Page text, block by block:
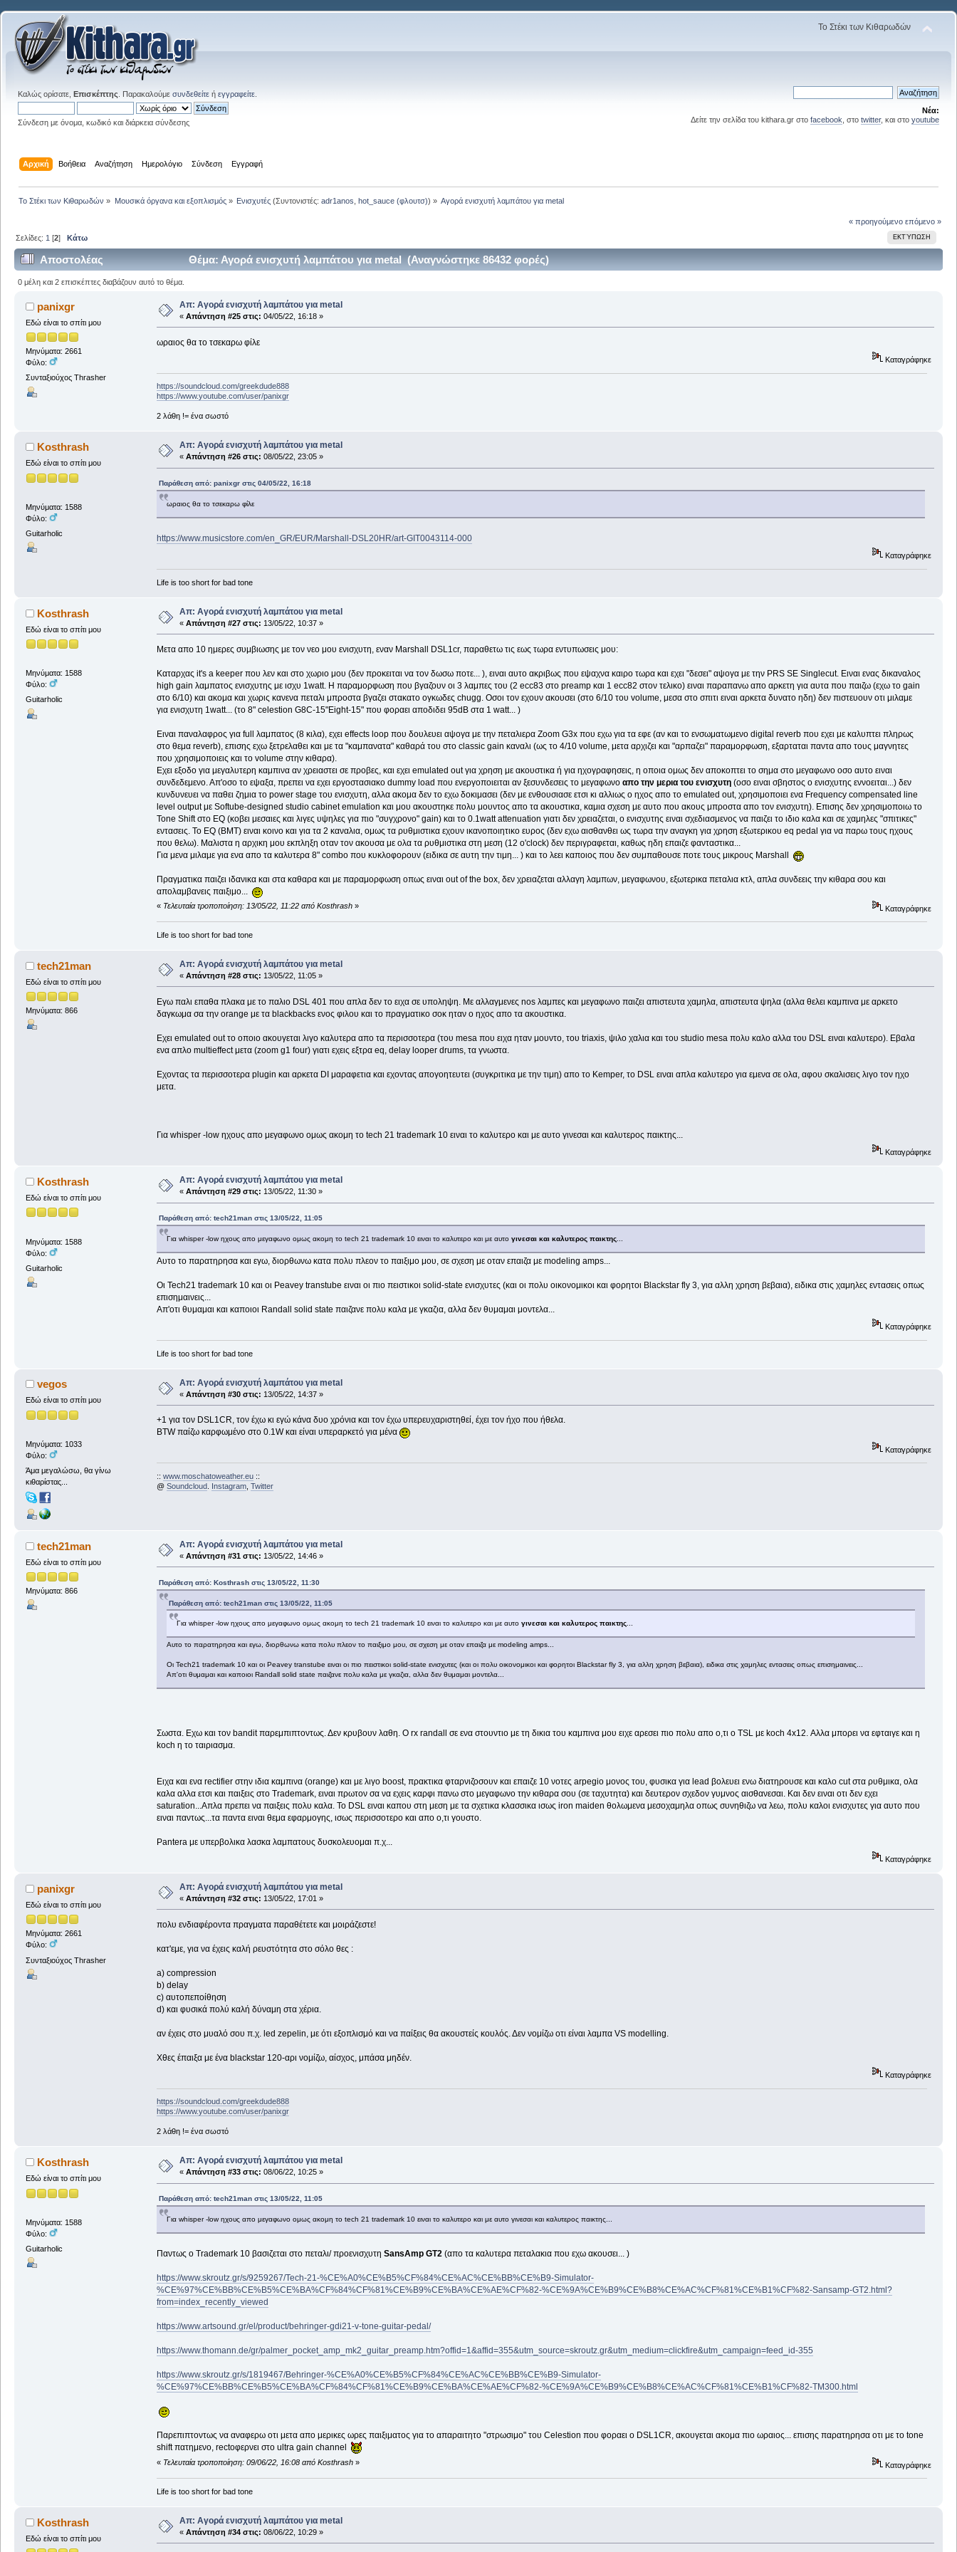
Το Στέκι των Κιθαρωδών
Καλώς ορίσατε, Επισκέπτης . Παρακαλούμε συνδεθείτε ή εγγραφείτε
Σύνδεση με όνομα, κωδικό και διάρκεια σύνδεσης
Νέα:
Δείτε την σελίδα του kithara.gr στο facebook , στο twitter, και στο youtube
Αρχική Βοήθεια Αναζήτηση Ημερολόγιο Σύνδεση Εγγραφή
Το Στέκι των Κιθαρωδών » Μουσικά όργανα και εξοπλισμός» Ενισχυτές(Συντονιστές: adr1anos hot_sauce (φλουτσ)) » Αγορά ενισχυτή λαμπάτου για metal
« προηγούμενο επόμενο »
ΕΚΤΎΠΩΣΗ
Σελίδες: 1 [2]Κάτω
Αποστολέας Θέμα: Αγορά ενισχυτή λαμπάτου για metal (Αναγνώστηκε 86432 φορές)
0 μέλη και 2 επισκέπτες διαβάζουν αυτό το θέμα.
panixgr
Εδώ είναι το σπίτι μου
Μηνύματα: 2661
Φύλο:
Συνταξιούχος Thrasher
Απ: Αγορά ενισχυτή λαμπάτου για metal
« Απάντηση #25 στις: 04/05/22, 16:18 »
ωραιος θα το τσεκαρω φίλε
Καταγράφηκε
https://soundcloud.com/greekdude888
https://www.youtube.com/user/panixgr
2 λάθη != ένα σωστό
Kosthrash
Εδώ είναι το σπίτι μου
Μηνύματα: 1588
Φύλο:
Guitarholic
Απ: Αγορά ενισχυτή λαμπάτου για metal
« Απάντηση #26 στις: 08/05/22, 23:05 »
Παράθεση από: panixgr στις 04/05/22, 16:18
ωραιος θα το τσεκαρω φίλε
https://www.musicstore.com/en_GR/EUR/Marshall-DSL20HR/art-GIT0043114-000
Καταγράφηκε
Life is too short for bad tone
Kosthrash
Εδώ είναι το σπίτι μου
Μηνύματα: 1588
Φύλο:
Guitarholic
Απ: Αγορά ενισχυτή λαμπάτου για metal
« Απάντηση #27 στις: 13/05/22, 10:37 »
Μετα απο 10 ημερες συμβιωσης με τον νεο μου ενισχυτη, εναν Marshall DSL1cr, παραθετω τις εως τωρα εντυπωσεις μου:
Καταρχας it's a keeper που λεν και στο χωριο μου (δεν προκειται να τον δωσω ποτε... ), ειναι αυτο ακριβως που εψαχνα καιρο τωρα και εχει "δεσει" αψογα με την PRS SE Singlecut. Ειναι ενας δικαναλος
high gain λαμπατος ενισχυτης με ισχυ 1watt. Η παραμορφωση που βγαζουν οι 3 λαμπες του (2 ecc83 στο preamp και 1 ecc82 στον τελικο) ειναι παραπανω απο αρκετη για αυτα που παιζω (εχω το gain
στο 6/10) και ακομα και χωρις κανενα πεταλι μπροστα βγαζει στακατο ογκωδες chugg. Οσοι τον εχουν ακουσει (στο 6/10 του volume, μεσα στο σπιτι ειναι αρκετα δυνατο ηδη) δεν πιστευουν οτι μιλαμε
για ενισχυτη 1watt... (το 8" celestion G8C-15"Eight-15" που φοραει αποδιδει 95dB στα 1 watt... )
Ειναι παναλαφρος για full λαμπατος (8 κιλα), εχει effects loop που δουλευει αψογα με την πεταλιερα Zoom G3x που εχω για τα εφε (αν και το ενσωματωμενο digital reverb που εχει με καλυπτει πληρως
στο θεμα reverb), επισης εχω ξετρελαθει και με τα "καμπανατα" καθαρά του στο classic gain καναλι (ως το 4/10 volume, μετα αρχιζει και "αρπαζει" παραμορφωση, εξαρταται παντα απο τους μαγνητες
που χρησιμοποιεις και το volume στην κιθαρα).
Εχει εξοδο για μεγαλυτερη καμπινα αν χρειαστει σε προβες, και εχει emulated out για χρηση με ακουστικα ή για ηχογραφησεις, η οποια ομως δεν αποκοπτει το σημα στο μεγαφωνο οσο αυτο ειναι
συνδεδεμενο. Απ'οσο το εψαξα, πρεπει να εχει εργοστασιακο dummy load που ενεργοποιειται αν ξεσυνδεσεις το μεγαφωνο απο την μερια του ενισχυτη(οσο ειναι σβηστος ο ενισχυτης εννοειται...) δεν
κυνδυνευει να παθει ζημια το power stage του ενισχυτη, αλλα ακομα δεν το εχω δοκιμασει (δεν με ενθουσιασε ετσι κι αλλιως ο ηχος απο το emulated out, χρησιμοποιει ενα Frequency compensated line
level output με Softube-designed studio cabinet emulation και μου ακουστηκε πολυ μουντος απο τα ακουστικα, καμια σχεση με αυτο που ακους μπροστα απο τον ενισχυτη). Επισης δεν χρησιμοποιω το
Tone Shift στο EQ (κοβει μεσαιες και λιγες υψηλες για πιο "συγχρονο" gain) και το 0.1watt attenuation γιατι δεν χρειαζεται, ο ενισχυτης ειναι σχεδιασμενος να παιζει το ιδιο καλα και σε χαμηλες "σπιτικες"
εντασεις. Το EQ (ΒΜΤ) ειναι κοινο και για τα 2 καναλια, ομως τα ρυθμιστικα εχουν ικανοποιητικο ευρος (δεν εχω αισθανθει ως τωρα την αναγκη για χρηση εξωτερικου eq pedal για να παρω τους ηχους
που θελω). Μαλιστα η αρχικη μου εκπληξη οταν τον ακουσα με ολα τα ρυθμιστικα στη μεση (12 o'clock) δεν περιγραφεται, καθως ηδη επαιζε φανταστικα...
Για μενα μιλαμε για ενα απο τα καλυτερα 8" combo που κυκλοφορουν (ειδικα σε αυτη την τιμη... ) και το λεει καποιος που δεν συμπαθουσε ποτε τους μικρους Marshall
Πραγματικα παιζει ιδανικα και στα καθαρα και με παραμορφωση οπως ειναι out of the box, δεν χρειαζεται αλλαγη λαμπων, μεγαφωνου, εξωτερικα πεταλια κτλ, απλα συνδεεις την κιθαρα σου και
απολαμβανεις παιξιμο...
« Τελευταία τροποποίηση: 13/05/22, 11:22 από Kosthrash» Καταγράφηκε
Life is too short for bad tone
tech21man
Εδώ είναι το σπίτι μου
Μηνύματα: 866
Απ: Αγορά ενισχυτή λαμπάτου για metal
« Απάντηση #28 στις: 13/05/22, 11:05 »
Εγω παλι επαθα πλακα με το παλιο DSL 401 που απλα δεν το ειχα σε υποληψη. Με αλλαγμενες nos λαμπες και μεγαφωνο παιζει απιστευτα χαμηλα, απιστευτα ψηλα (αλλα θελει καμπινα με αρκετο
δαγκωμα σα την orange με τα blackbacks ενος φιλου και το πραγματικο σοκ ηταν ο ηχος απο τα ακουστικα.
Εχει emulated out το οποιο ακουγεται λιγο καλυτερα απο τα περισσοτερα (του mesa που ειχα ηταν μουντο, του triaxis, ψιλο χαλια και του studio mesa πολυ καλο αλλα του DSL ειναι καλυτερο). Εβαλα
ενα απλο multieffect μετα (zoom g1 four) γιατι εχεις εξτρα eq, delay looper drums, τα γνωστα.
Εχοντας τα περισσοτερα plugin και αρκετα DI μαραφετια και εχοντας απογοητευτει (συγκριτικα με την τιμη) απο το Kemper, το DSL ειναι απλα καλυτερο για εμενα σε ολα, αφου σκαλισεις λιγο τον ηχο
μετα.
Για whisper -low ηχους απο μεγαφωνο ομως ακομη το tech 21 trademark 10 ειναι το καλυτερο και με αυτο γινεσαι και καλυτερος παικτης...
Καταγράφηκε
Kosthrash
Εδώ είναι το σπίτι μου
Μηνύματα: 1588
Φύλο:
Guitarholic
Απ: Αγορά ενισχυτή λαμπάτου για metal
« Απάντηση #29 στις: 13/05/22, 11:30 »
Παράθεση από: tech21man στις 13/05/22, 11:05
Για whisper -low ηχους απο μεγαφωνο ομως ακομη το tech 21 trademark 10 ειναι το καλυτερο και με αυτο γινεσαι και καλυτερος παικτης...
Αυτο το παρατηρησα και εγω, διορθωνω κατα πολυ πλεον το παιξιμο μου, σε σχεση με οταν επαιζα με modeling amps...
Οι Tech21 trademark 10 και οι Peavey transtube ειναι οι πιο πειστικοι solid-state ενισχυτες (και οι πολυ οικονομικοι και φορητοι Blackstar fly 3, για αλλη χρηση βεβαια), ειδικα στις χαμηλες εντασεις οπως
επισημαινεις...
Απ'οτι θυμαμαι και καποιοι Randall solid state παιζανε πολυ καλα με γκαζια, αλλα δεν θυμαμαι μοντελα...
Καταγράφηκε
Life is too short for bad tone
vegos
Εδώ είναι το σπίτι μου
Μηνύματα: 1033
Φύλο:
Άμα μεγαλώσω, θα γίνω
κιθαρίστας...
Απ: Αγορά ενισχυτή λαμπάτου για metal
« Απάντηση #30 στις: 13/05/22, 14:37 »
+1 για τον DSL1CR, τον έχω κι εγώ κάνα δυο χρόνια και τον έχω υπερευχαριστηθεί, έχει τον ήχο που ήθελα.
BTW παίζω καρφωμένο στο 0.1W και είναι υπεραρκετό για μένα
Καταγράφηκε
:: www.moschatoweather.eu::
@ Soundcloud. Instagram, Twitter
tech21man
Εδώ είναι το σπίτι μου
Μηνύματα: 866
Απ: Αγορά ενισχυτή λαμπάτου για metal
« Απάντηση #31 στις: 13/05/22, 14:46 »
Παράθεση από: Kosthrash στις 13/05/22, 11:30
Παράθεση από: tech21man στις 13/05/22, 11:05
Για whisper -low ηχους απο μεγαφωνο ομως ακομη το tech 21 trademark 10 ειναι το καλυτερο και με αυτο γινεσαι και καλυτερος παικτης...
Αυτο το παρατηρησα και εγω, διορθωνω κατα πολυ πλεον το παιξιμο μου, σε σχεση με οταν επαιζα με modeling amps...
Οι Tech21 trademark 10 και οι Peavey transtube ειναι οι πιο πειστικοι solid-state ενισχυτες (και οι πολυ οικονομικοι και φορητοι Blackstar fly 3, για αλλη χρηση βεβαια), ειδικα στις χαμηλες εντασεις οπως επισημαινεις...
Απ'οτι θυμαμαι και καποιοι Randall solid state παιζανε πολυ καλα με γκαζια, αλλα δεν θυμαμαι μοντελα...
Σωστα. Εχω και τον bandit παρεμπιπτοντως. Δεν κρυβουν λαθη. Ο rx randall σε ενα στουντιο με τη δικια του καμπινα μου ειχε αρεσει πιο πολυ απο ο,τι ο TSL με koch 4x12. Αλλα μπορει να εφταιγε και η
koch η το ταιριασμα.
Ειχα και ενα rectifier στην ιδια καμπινα (orange) και με λιγο boost, πρακτικα φταρνιζοσουν και επαιζε 10 νοτες arpegio μονος του, φυσικα για lead βολευει ενω διατηρουσε και καλο cut στα ρυθμικα, ολα
καλα αλλα ετσι και παιξεις στο Trademark, ειναι πρωτον σα να εχεις καρφι πανω στο μεγαφωνο την κιθαρα σου (σε ταχυτητα) και δευτερον σχεδον γυμνος αισθανεσαι. Και δεν ειναι οτι δεν εχει
saturation...Απλα πρεπει να παιξεις πολυ καλα. Το DSL ειναι καπου στη μεση με τα σχετικα κλασσικα ισως iron maiden θολωμενα μεσοχαμηλα οπως συνηθιζω να λεω, πολυ καλοι ενισχυτες για αυτο που
ειναι παντως...τα παντα ειναι θεμα εφαρμογης, ισως περισσοτερο και απο ο,τι γουστο.
Pantera με υπερβολικα λασκα λαμπατους δυσκολευομαι π.χ...
Καταγράφηκε
panixgr
Εδώ είναι το σπίτι μου
Μηνύματα: 2661
Φύλο:
Συνταξιούχος Thrasher
Απ: Αγορά ενισχυτή λαμπάτου για metal
« Απάντηση #32 στις: 13/05/22, 17:01 »
πολυ ενδιαφέροντα πραγματα παραθέτετε και μοιράζεστε!
κατ'εμε, για να έχεις καλή ρευστότητα στο σόλο θες :
a) compression
b) delay
c) αυτοπεποίθηση
d) και φυσικά πολύ καλή δύναμη στα χέρια.
αν έχεις στο μυαλό σου π.χ. led zepelin, με ότι εξοπλισμό και να παίξεις θα ακουστείς κουλός. Δεν νομίζω οτι είναι λαμπα VS modelling.
Χθες έπαιξα με ένα blackstar 120-αρι νομίζω, αίσχος, μπάσα μηδέν.
Καταγράφηκε
https://soundcloud.com/greekdude888
https://www.youtube.com/user/panixgr
2 λάθη != ένα σωστό
Kosthrash
Εδώ είναι το σπίτι μου
Μηνύματα: 1588
Φύλο:
Guitarholic
Απ: Αγορά ενισχυτή λαμπάτου για metal
« Απάντηση #33 στις: 08/06/22, 10:25 »
Παράθεση από: tech21man στις 13/05/22, 11:05
Για whisper -low ηχους απο μεγαφωνο ομως ακομη το tech 21 trademark 10 ειναι το καλυτερο και με αυτο γινεσαι και καλυτερος παικτης...
Παντως ο Trademark 10 βασιζεται στο πεταλι/ προενισχυτη SansAmp GT2(απο τα καλυτερα πεταλακια που εχω ακουσει... )
https://www.skroutz.gr/s/9259267/Tech-21-%CE%A0%CE%B5%CF%84%CE%AC%CE%BB%CE%B9-Simulator-
%CE%97%CE%BB%CE%B5%CE%BA%CF%84%CF%81%CE%B9%CE%BA%CE%AE%CF%82-%CE%9A%CE%B9%CE%B8%CE%AC%CF%81%CE%B1%CF%82-Sansamp-GT2.html?
from=index_recently_viewed
https://www.artsound.gr/el/product/behringer-gdi21-v-tone-guitar-pedal/
https://www.thomann.de/gr/palmer_pocket_amp_mk2_guitar_preamp.htm?offid=1&affid=355&utm_source=skroutz.gr&utm_medium=clickfire&utm_campaign=feed_id-355
https://www.skroutz.gr/s/1819467/Behringer-%CE%A0%CE%B5%CF%84%CE%AC%CE%BB%CE%B9-Simulator-
%CE%97%CE%BB%CE%B5%CE%BA%CF%84%CF%81%CE%B9%CE%BA%CE%AE%CF%82-%CE%9A%CE%B9%CE%B8%CE%AC%CF%81%CE%B1%CF%82-TM300.html
Παρεπιπτοντως να αναφερω οτι μετα απο μερικες ωρες παιξιματος για το απαραιτητο "στρωσιμο" του Celestion που φοραει ο DSL1CR, ακουγεται ακομα πιο ωραιος... επισης παρατηρησα οτι με το tone
shift πατημενο, rectoφερνει στο ultra gain channel
« Τελευταία τροποποίηση: 09/06/22, 16:08 από Kosthrash» Καταγράφηκε
Life is too short for bad tone
Kosthrash
Εδώ είναι το σπίτι μου
Απ: Αγορά ενισχυτή λαμπάτου για metal
« Απάντηση #34 στις: 08/06/22, 10:29 »